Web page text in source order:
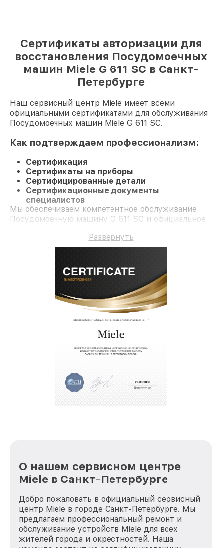
Сертификаты авторизации для
восстановления Посудомоечных
машин Miele G 611 SC в Санкт-
Петербурге
Наш сервисный центр Miele имеет всеми
официальными сертификатами для обслуживания
Посудомоечных машин Miele G 611 SC.
Как подтверждаем профессионализм:
Сертификация
Сертификаты на приборы
Сертифицированные детали
Сертификационные документы
специалистов
Мы обеспечиваем компетентное обслуживание
Посудомоечную машину G 611 SC и официальное
Развернуть
О нашем сервисном центре
Miele в Санкт-Петербурге
Добро пожаловать в официальный сервисный
центр Miele в городе Санкт-Петербурге. Мы
предлагаем профессиональный ремонт и
обслуживание устройств Miele для всех
жителей города и окрестностей. Наша